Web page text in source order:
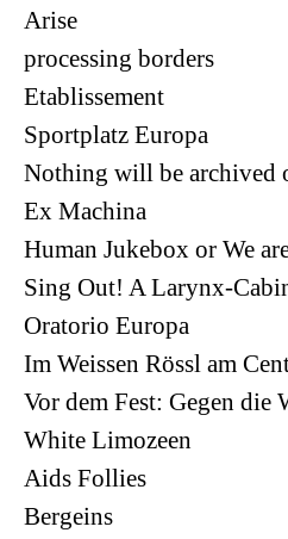
Arise
processing borders
Etablissement
Sportplatz Europa
Nothing will be archived
Ex Machina
Human Jukebox or We
Sing Out! A Larynx-
Oratorio Europa
Im Weissen Rössl am
Vor dem Fest: Gegen die
White Limozeen
Aids Follies
Bergeins